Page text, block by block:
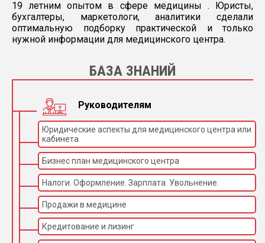
19 летним опытом в сфере медицины . Юристы,
бухгалтеры, маркетологи, аналитики сделали
оптимальную подборку практической и только
нужной информации для медицинского центра.
БАЗА ЗНАНИЙ
Руководителям
Юридические аспекты для медицинского центра или
кабинета
Бизнес план медицинского центра
Налоги. Оформление. Зарплата. Увольнение.
Продажи в медицине
Кредитование и лизинг